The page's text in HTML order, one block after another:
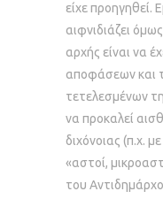
είχε προηγηθεί.
αιφνιδιάζει
αρχής είναι να
αποφάσεων και
τετελεσμένων
να προκαλεί
διχόνοιας (π.χ.
«αστοί,
του